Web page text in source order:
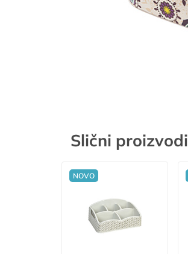
Slični proizvodi
NOVO